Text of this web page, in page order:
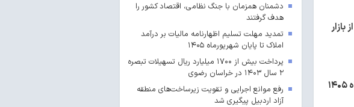
مالی از بازار
دشمنان همزمان با جنگ نظامی، اقتصاد کشور را
هدف گرفتند
تمدید مهلت تسلیم اظهارنامه مالیات بر درآمد
املاک تا پایان شهریورماه ۱۴۰۵
پرداخت بیش از ۱۷۰۰ میلیارد ریال تسهیلات تبصره
۲ سال ۱۴۰۳ در خراسان رضوی
رفع موانع اجرایی و تقویت زیرساخت‌های منطقه
آزاد اردبیل پیگیری شد